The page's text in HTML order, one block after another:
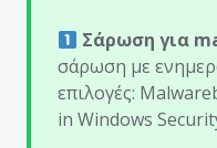
Σάρωση για
σάρωση με
επιλογές:
in Windows